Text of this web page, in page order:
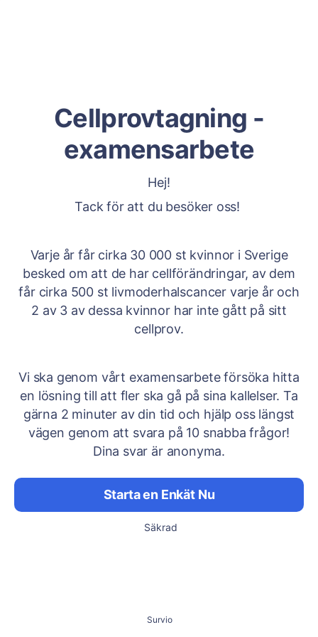
Cellprovtagning -
examensarbete
Hej!
Tack för att du besöker oss!
Varje år får cirka 30 000 st kvinnor i Sverige
besked om att de har cellförändringar, av dem
får cirka 500 st livmoderhalscancer varje år och
2 av 3 av dessa kvinnor har inte gått på sitt
cellprov.
Vi ska genom vårt examensarbete försöka hitta
en lösning till att fler ska gå på sina kallelser. Ta
gärna 2 minuter av din tid och hjälp oss längst
vägen genom att svara på 10 snabba frågor!
Dina svar är anonyma.
Starta en Enkät Nu
Säkrad
Survio